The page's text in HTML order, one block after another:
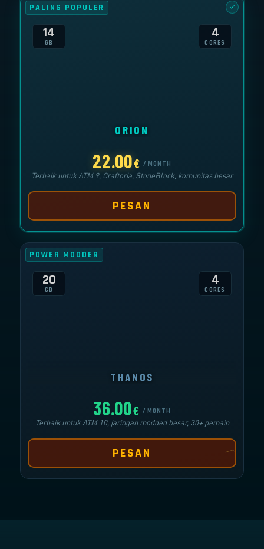
PALING POPULER
14
GB
4
CORES
ORION
22.00€ / MONTH
Terbaik untuk ATM 9, Craftoria, StoneBlock, komunitas besar
PESAN
POWER MODDER
20
GB
4
CORES
THANOS
36.00€ / MONTH
Terbaik untuk ATM 10, jaringan modded besar, 30+ pemain
PESAN